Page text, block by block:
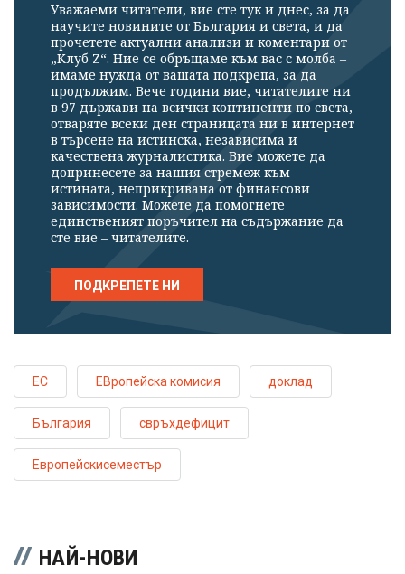
Уважаеми читатели, вие сте тук и днес, за да
научите новините от България и света, и да
прочетете актуални анализи и коментари от
„Клуб Z“. Ние се обръщаме към вас с молба –
имаме нужда от вашата подкрепа, за да
продължим. Вече години вие, читателите ни
в 97 държави на всички континенти по света,
отваряте всеки ден страницата ни в интернет
в търсене на истинска, независима и
качествена журналистика. Вие можете да
допринесете за нашия стремеж към
истината, неприкривана от финансови
зависимости. Можете да помогнете
единственият поръчител на съдържание да
сте вие – читателите.
ПОДКРЕПЕТЕ НИ
ЕС ЕВропейска комисия доклад
България свръхдефицит
Европейскисеместър
НАЙ-НОВИ